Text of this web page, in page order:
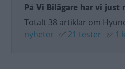
På Vi Bilägare har vi just
Totalt 38 artiklar om
nyheter ✅ 21 tester ✅ 1